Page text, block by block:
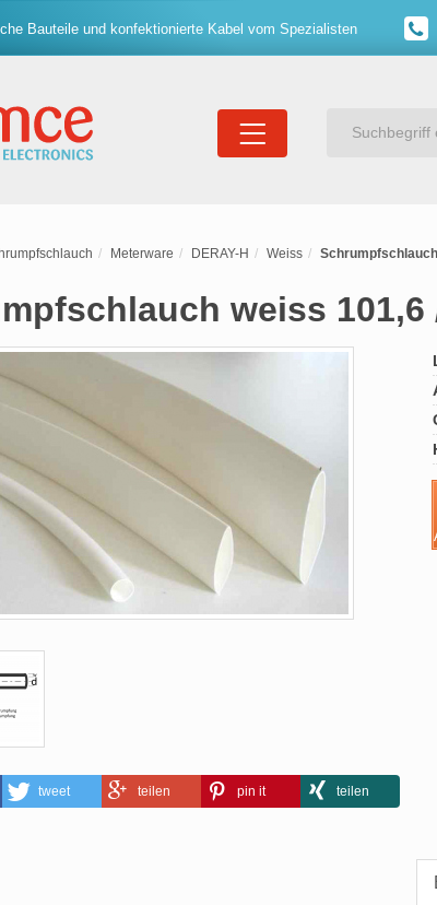
Bauteile und konfektionierte Kabel vom Spezialisten
Meterware DERAY-H Weiss
weiss 101,6
tweet teilen pin it teilen